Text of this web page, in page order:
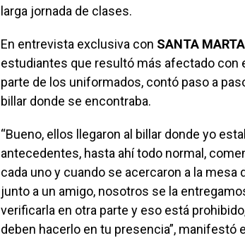
larga jornada de clases.
En entrevista exclusiva con SANTA
estudiantes que resultó más afectado con
parte de los uniformados, contó paso a
billar donde se encontraba.
“Bueno, ellos llegaron al billar donde yo
antecedentes, hasta ahí todo normal,
cada uno y cuando se acercaron a la mesa
junto a un amigo, nosotros se la
verificarla en otra parte y eso está
deben hacerlo en tu presencia”, manifestó